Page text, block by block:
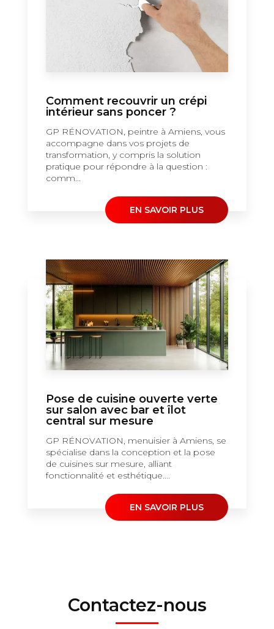
Comment recouvrir un crépi
intérieur sans poncer ?
GP RÉNOVATION, peintre à Amiens, vous
accompagne dans vos projets de
transformation, y compris la solution
pratique pour répondre à la question :
comm...
EN SAVOIR PLUS
Pose de cuisine ouverte verte
sur salon avec bar et îlot
central sur mesure
GP RÉNOVATION, menuisier à Amiens, se
spécialise dans la conception et la pose
de cuisines sur mesure, alliant
fonctionnalité et esthétique....
EN SAVOIR PLUS
Contactez-nous